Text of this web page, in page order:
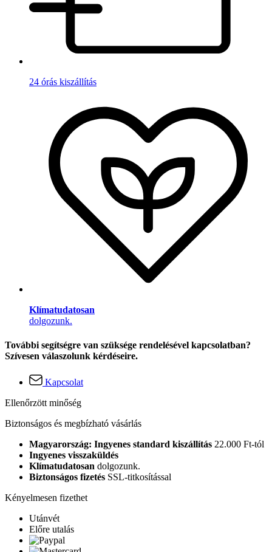
24 órás kiszállítás
Klímatudatosan
dolgozunk.
További segítségre van szüksége rendelésével kapcsolatban?
Szívesen válaszolunk kérdéseire.
Kapcsolat
Ellenőrzött minőség
Biztonságos és megbízható vásárlás
Magyarország: Ingyenes standard kiszállítás 22.000 Ft-tól
Ingyenes visszaküldés
Klímatudatosan dolgozunk.
Biztonságos fizetés SSL-titkosítással
Kényelmesen fizethet
Utánvét
Előre utalás